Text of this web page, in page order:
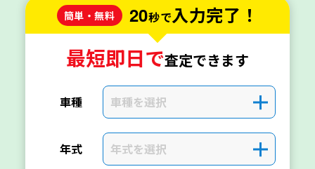
簡単・無料
20秒で入力完了！
最短即日で査定できます
車種 車種を選択 ＋
年式 年式を選択 ＋